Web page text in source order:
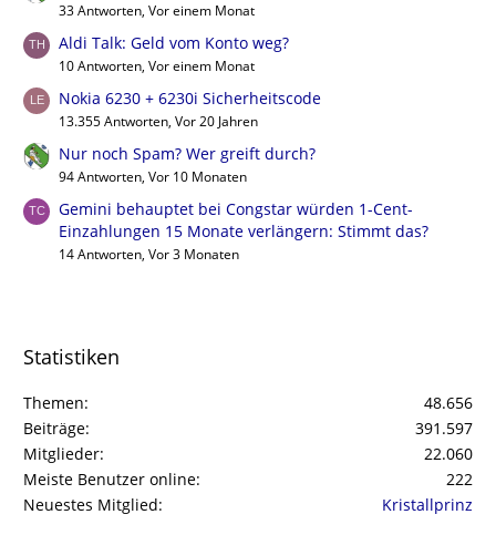
33 Antworten, Vor einem Monat
Aldi Talk: Geld vom Konto weg?
10 Antworten, Vor einem Monat
Nokia 6230 + 6230i Sicherheitscode
13.355 Antworten, Vor 20 Jahren
Nur noch Spam? Wer greift durch?
94 Antworten, Vor 10 Monaten
Gemini behauptet bei Congstar würden 1-Cent-
Einzahlungen 15 Monate verlängern: Stimmt das?
14 Antworten, Vor 3 Monaten
Statistiken
Themen
48.656
Beiträge
391.597
Mitglieder
22.060
Meiste Benutzer online
222
Neuestes Mitglied
Kristallprinz